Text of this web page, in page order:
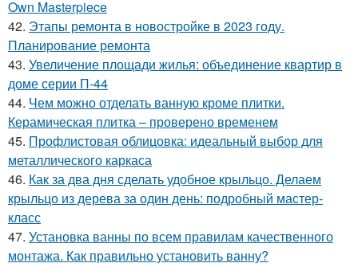
Own Masterpiece
42. Этапы ремонта в новостройке в 2023 году.
Планирование ремонта
43. Увеличение площади жилья: объединение квартир в
доме серии П-44
44. Чем можно отделать ванную кроме плитки.
Керамическая плитка – проверено временем
45. Профлистовая облицовка: идеальный выбор для
металлического каркаса
46. Как за два дня сделать удобное крыльцо. Делаем
крыльцо из дерева за один день: подробный мастер-
класс
47. Установка ванны по всем правилам качественного
монтажа. Как правильно установить ванну?